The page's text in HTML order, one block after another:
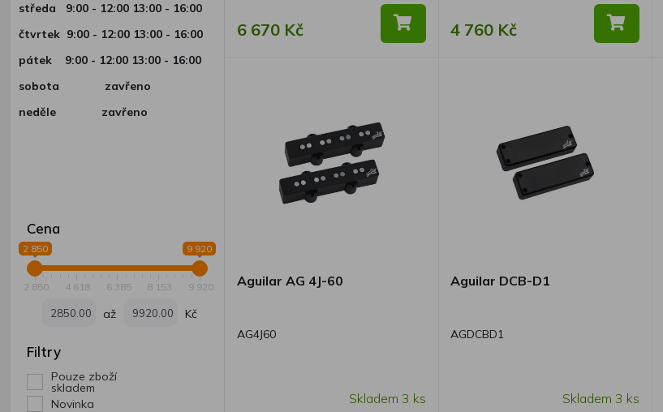
středa 9:00 - 12:00 13:00 - 16:00
čtvrtek 9:00 - 12:00 13:00 - 16:00
pátek 9:00 - 12:00 13:00 - 16:00
sobota zavřeno
neděle zavřeno
Cena
2 850 9 920
2 850 4 618 6 385 8 153 9 920
až Kč
Filtry
Pouze zboží
skladem
Novinka
6 670 Kč 4 760 Kč
Aguilar AG 4J-60
AG4J60
Skladem 3 ks
Aguilar DCB-D1
AGDCBD1
Skladem 3 ks